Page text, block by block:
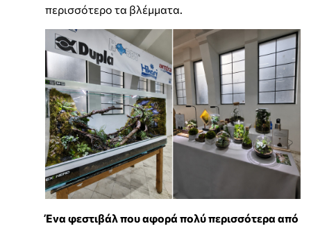
περισσότερο τα βλέμματα.
Ένα φεστιβάλ που αφορά πολύ περισσότερα από